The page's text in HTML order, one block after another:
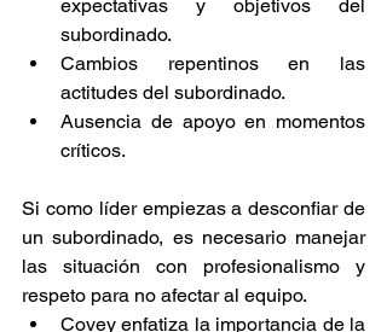
expectativas y objetivos del
subordinado.
Cambios repentinos en las
actitudes del subordinado.
Ausencia de apoyo en momentos
críticos.
Si como líder empiezas a desconfiar de
un subordinado, es necesario manejar
las situación con profesionalismo y
respeto para no afectar al equipo.